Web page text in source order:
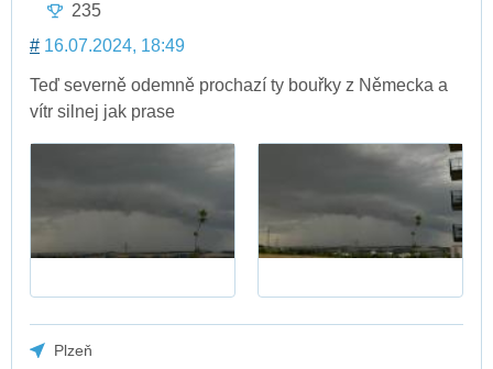
235
# 16.07.2024, 18:49
Teď severně odemně prochazí ty bouřky z Německa a
vítr silnej jak prase
Plzeň